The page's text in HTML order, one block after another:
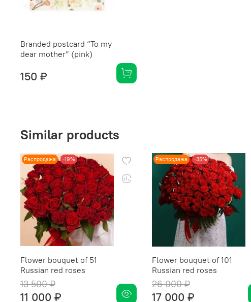
Branded postcard “To my
dear mother” (pink)
150 ₽
Similar products
Распродажа -19%
Flower bouquet of 51
Russian red roses
13 500 ₽
11 000 ₽
Распродажа -35%
Flower bouquet of 101
Russian red roses
26 000 ₽
17 000 ₽